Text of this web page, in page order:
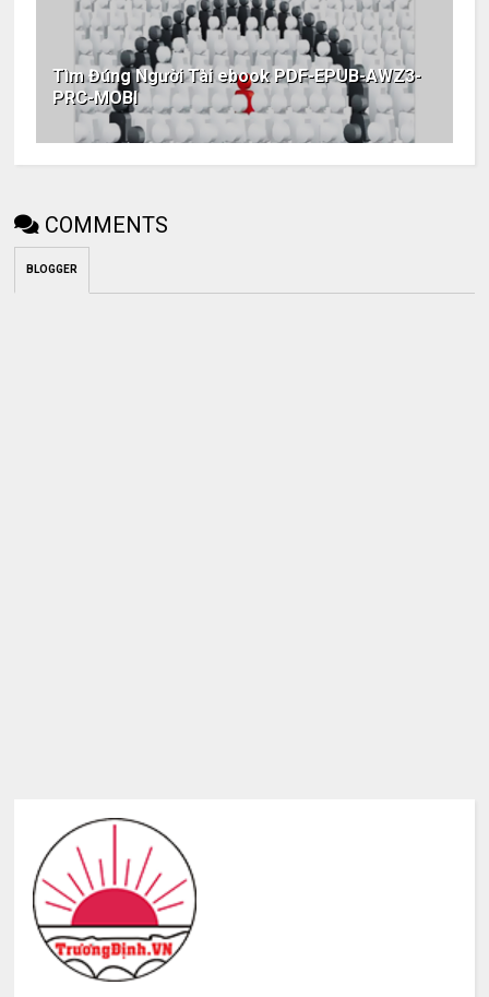
Tìm Đúng Người Tài ebook PDF-EPUB-AWZ3-
PRC-MOBI
COMMENTS
BLOGGER